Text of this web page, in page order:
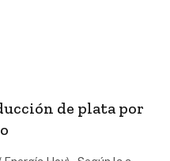
de plata por